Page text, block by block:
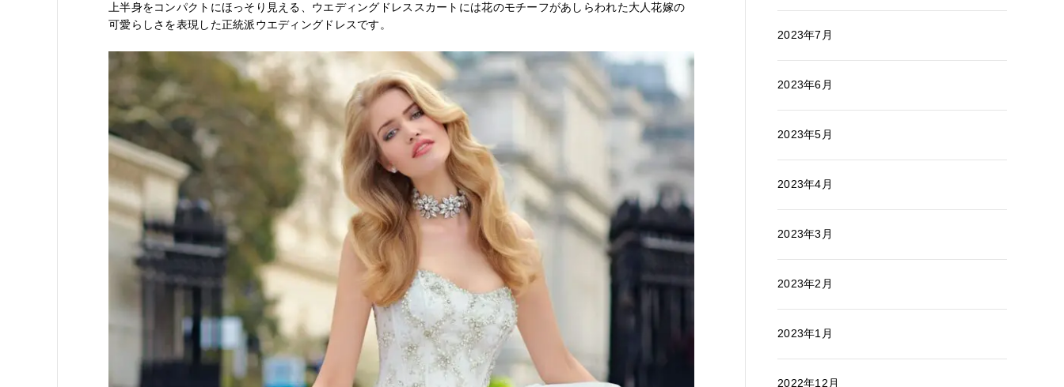
上半身をコンパクトにほっそり見える、ウエディングドレススカートには花のモチーフがあしらわれた大人花嫁の
可愛らしさを表現した正統派ウエディングドレスです。
2023年7月
2023年6月
2023年5月
2023年4月
2023年3月
2023年2月
2023年1月
2022年12月